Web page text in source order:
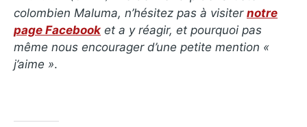
colombien Maluma, n’hésitez pas à visiter notre
page Facebook et a y réagir, et pourquoi pas
même nous encourager d’une petite mention «
j’aime ».